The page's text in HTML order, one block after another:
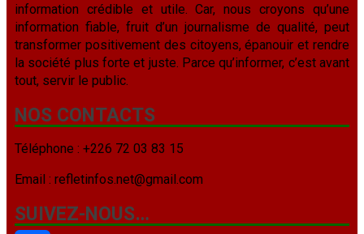
information crédible et utile. Car, nous croyons qu’une
information fiable, fruit d’un journalisme de qualité, peut
transformer positivement des citoyens, épanouir et rendre
la société plus forte et juste. Parce qu’informer, c’est avant
tout, servir le public.
NOS CONTACTS
Téléphone : +226 72 03 83 15
Email : refletinfos.net@gmail.com
SUIVEZ-NOUS…